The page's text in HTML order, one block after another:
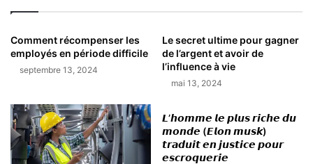
Comment récompenser les
employés en période difficile
septembre 13, 2024
Le secret ultime pour gagner
de l’argent et avoir de
l’influence à vie
mai 13, 2024
𝙇’𝙝𝙤𝙢𝙢𝙚 𝙡𝙚 𝙥𝙡𝙪𝙨 𝙧𝙞𝙘𝙝𝙚 𝙙𝙪
𝙢𝙤𝙣𝙙𝙚 (𝙀𝙡𝙤𝙣 𝙢𝙪𝙨𝙠)
𝙩𝙧𝙖𝙙𝙪𝙞𝙩 𝙚𝙣 𝙟𝙪𝙨𝙩𝙞𝙘𝙚 𝙥𝙤𝙪𝙧
𝙚𝙨𝙘𝙧𝙤𝙦𝙪𝙚𝙧𝙞𝙚